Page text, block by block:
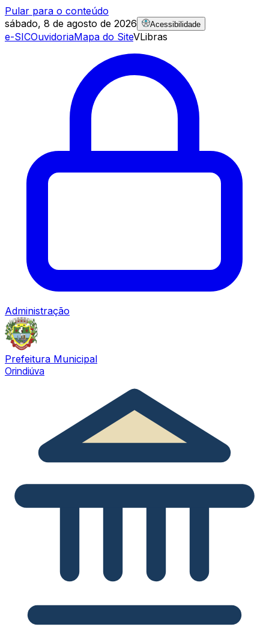
Pular para o conteúdo
sábado, 8 de agosto de 2026
Acessibilidade
e-SICOuvidoriaMapa do SiteVLibras
Administração
Prefeitura Municipal
Orindiúva